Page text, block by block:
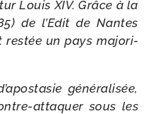
Louis XIV. Grâce à la
de l’Edit de Nantes
res­tée un pays majo­ri­
géné­ra­li­sée,
​attaquer sous les